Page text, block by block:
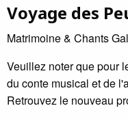
Voyage des
Matrimoine & Chants
Veuillez noter que pour
du conte musical et de
Retrouvez le nouveau